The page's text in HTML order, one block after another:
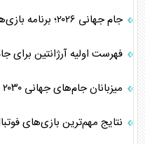
جام جهانی ۲۰۲۶؛ برنامه بازی‌های امروز چهارشنبه و بامداد پنج شنبه
فهرست اولیه آرژانتین برای جام جهانی
میزبانان جام‌های جهانی ۲۰۳۰ و ۲۰۳۴ اعلام شدند
نتایج مهم‌ترین بازی‌های فوتبال